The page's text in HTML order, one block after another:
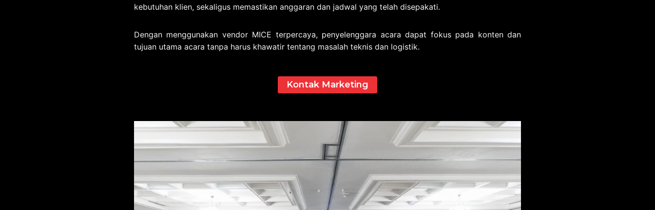
kebutuhan klien, sekaligus memastikan anggaran dan jadwal yang telah disepakati.
Dengan menggunakan vendor MICE terpercaya, penyelenggara acara dapat fokus pada konten dan
tujuan utama acara tanpa harus khawatir tentang masalah teknis dan logistik.
Kontak Marketing